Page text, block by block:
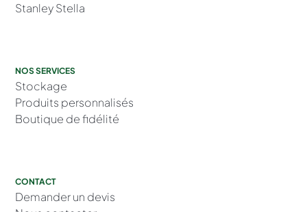
Stanley Stella
NOS SERVICES
Stockage
Produits personnalisés
Boutique de fidélité
CONTACT
Demander un devis